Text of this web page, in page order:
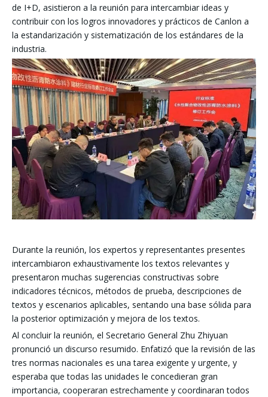
de I+D, asistieron a la reunión para intercambiar ideas y
contribuir con los logros innovadores y prácticos de Canlon a
la estandarización y sistematización de los estándares de la
industria.
Durante la reunión, los expertos y representantes presentes
intercambiaron exhaustivamente los textos relevantes y
presentaron muchas sugerencias constructivas sobre
indicadores técnicos, métodos de prueba, descripciones de
textos y escenarios aplicables, sentando una base sólida para
la posterior optimización y mejora de los textos.
Al concluir la reunión, el Secretario General Zhu Zhiyuan
pronunció un discurso resumido. Enfatizó que la revisión de las
tres normas nacionales es una tarea exigente y urgente, y
esperaba que todas las unidades le concedieran gran
importancia, cooperaran estrechamente y coordinaran todos